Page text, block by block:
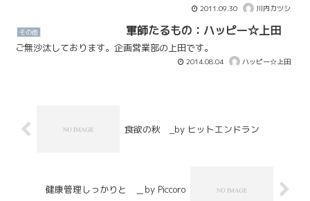
2011.09.30 川内カツシ
その他 軍師たるもの：ハッピー☆上田
ご無沙汰しております。企画営業部の上田です。
2014.08.04 ハッピー☆上田
食欲の秋 _by ヒットエンドラン
健康管理しっかりと ＿by Piccoro